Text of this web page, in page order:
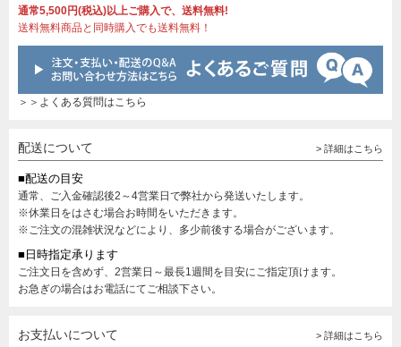
通常5,500円(税込)以上ご購入で、送料無料!
送料無料商品と同時購入でも送料無料！
＞＞よくある質問はこちら
配送について > 詳細はこちら
■配送の目安
通常、ご入金確認後2～4営業日で弊社から発送いたします。
※休業日をはさむ場合お時間をいただきます。
※ご注文の混雑状況などにより、多少前後する場合がございます。
■日時指定承ります
ご注文日を含めず、2営業日～最長1週間を目安にご指定頂けます。
お急ぎの場合はお電話にてご相談下さい。
お支払いについて > 詳細はこちら